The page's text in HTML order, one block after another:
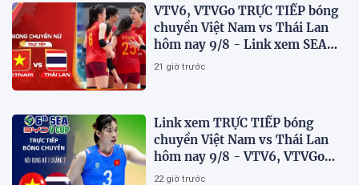
VTV6, VTVGo TRỰC TIẾP bóng
chuyền Việt Nam vs Thái Lan
hôm nay 9/8 - Link xem SEA
V.Cup 2026 mới nhất
21 giờ trước
Link xem TRỰC TIẾP bóng
chuyền Việt Nam vs Thái Lan
hôm nay 9/8 - VTV6, VTVGo
trực tiếp SEA V.Cup 2026 mới
22 giờ trước